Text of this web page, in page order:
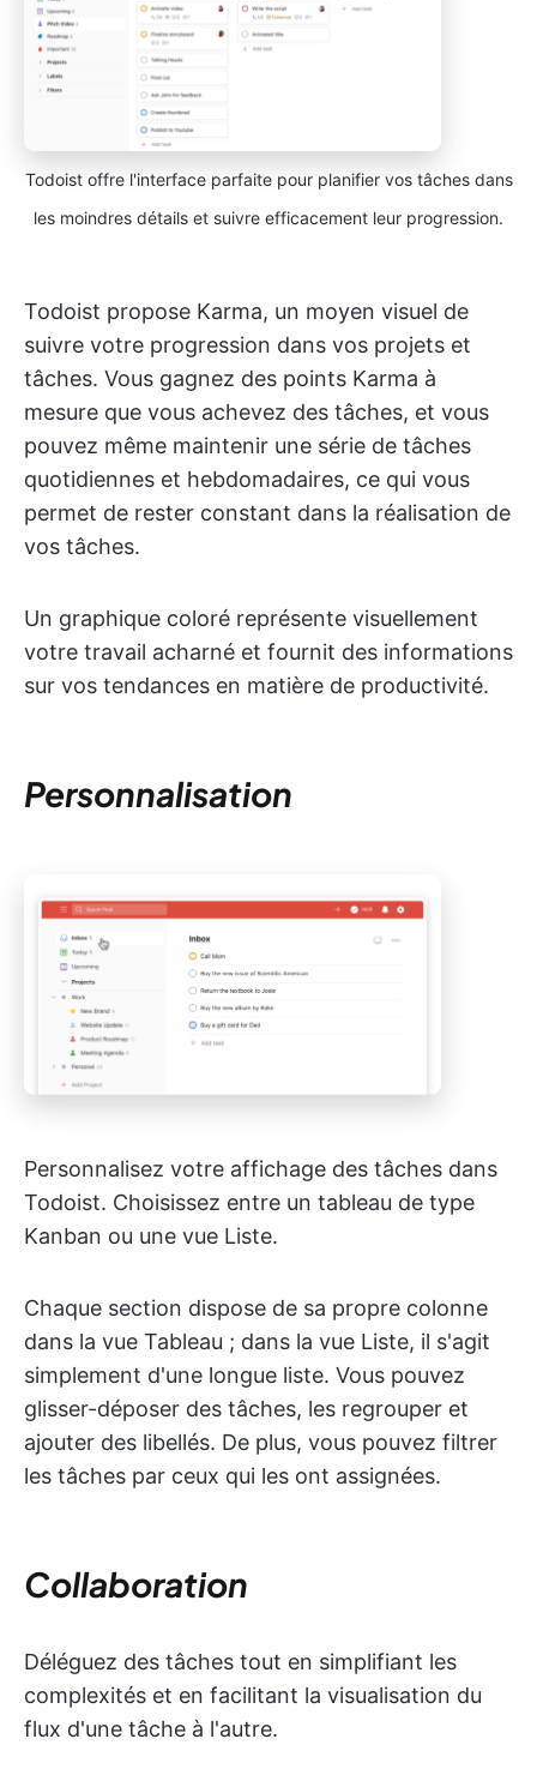
Todoist offre l'interface parfaite pour planifier vos tâches dans
les moindres détails et suivre efficacement leur progression.
Todoist propose Karma, un moyen visuel de
suivre votre progression dans vos projets et
tâches. Vous gagnez des points Karma à
mesure que vous achevez des tâches, et vous
pouvez même maintenir une série de tâches
quotidiennes et hebdomadaires, ce qui vous
permet de rester constant dans la réalisation de
vos tâches.
Un graphique coloré représente visuellement
votre travail acharné et fournit des informations
sur vos tendances en matière de productivité.
Personnalisation
Personnalisez votre affichage des tâches dans
Todoist. Choisissez entre un tableau de type
Kanban ou une vue Liste.
Chaque section dispose de sa propre colonne
dans la vue Tableau ; dans la vue Liste, il s'agit
simplement d'une longue liste. Vous pouvez
glisser-déposer des tâches, les regrouper et
ajouter des libellés. De plus, vous pouvez filtrer
les tâches par ceux qui les ont assignées.
Collaboration
Déléguez des tâches tout en simplifiant les
complexités et en facilitant la visualisation du
flux d'une tâche à l'autre.